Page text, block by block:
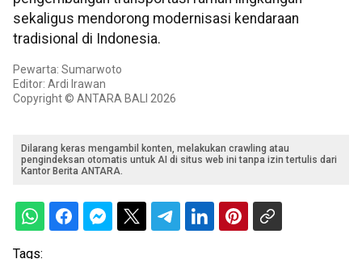
sekaligus mendorong modernisasi kendaraan
tradisional di Indonesia.
Pewarta: Sumarwoto
Editor: Ardi Irawan
Copyright © ANTARA BALI 2026
Dilarang keras mengambil konten, melakukan crawling atau
pengindeksan otomatis untuk AI di situs web ini tanpa izin tertulis dari
Kantor Berita ANTARA.
Tags: